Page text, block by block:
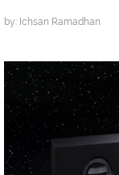
by: Ichsan Ramadhan